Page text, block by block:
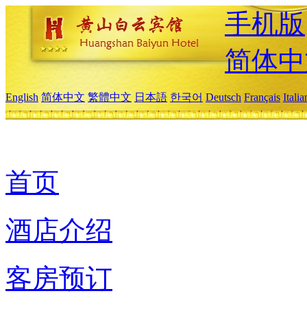
手机版
简体
English 简体中文 繁體中文 日本語 한국어 Deutsch Français
首页
酒店介绍
客房预订